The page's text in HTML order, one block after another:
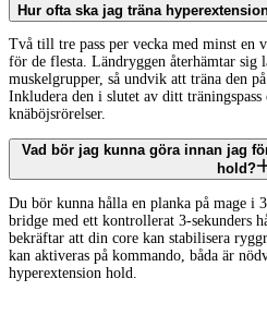
Hur ofta ska jag träna
Två till tre pass per vecka med minst en
för de flesta. Ländryggen återhämtar sig
muskelgrupper, så undvik att träna den
Inkludera den i slutet av ditt träningspass
knäböjsrörelser.
Vad bör jag kunna göra innan jag
hold?
Du bör kunna hålla en planka på mage i
bridge med ett kontrollerat 3-sekunders
bekräftar att din core kan stabilisera
kan aktiveras på kommando, båda är
hyperextension hold.